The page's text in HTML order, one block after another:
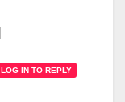
LOG IN TO REPLY